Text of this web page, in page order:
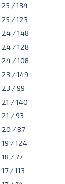
25 / 134
25 / 123
24 / 148
24 / 128
24 / 108
23 / 149
23 / 99
21 / 140
21 / 93
20 / 87
19 / 124
18 / 77
17 / 113